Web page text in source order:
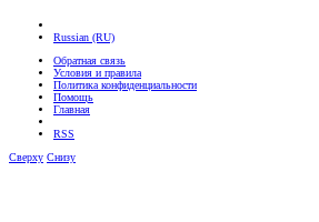
Russian (RU)
Обратная связь
Условия и правила
Политика конфиденциальности
Помощь
Главная
RSS
Сверху Снизу